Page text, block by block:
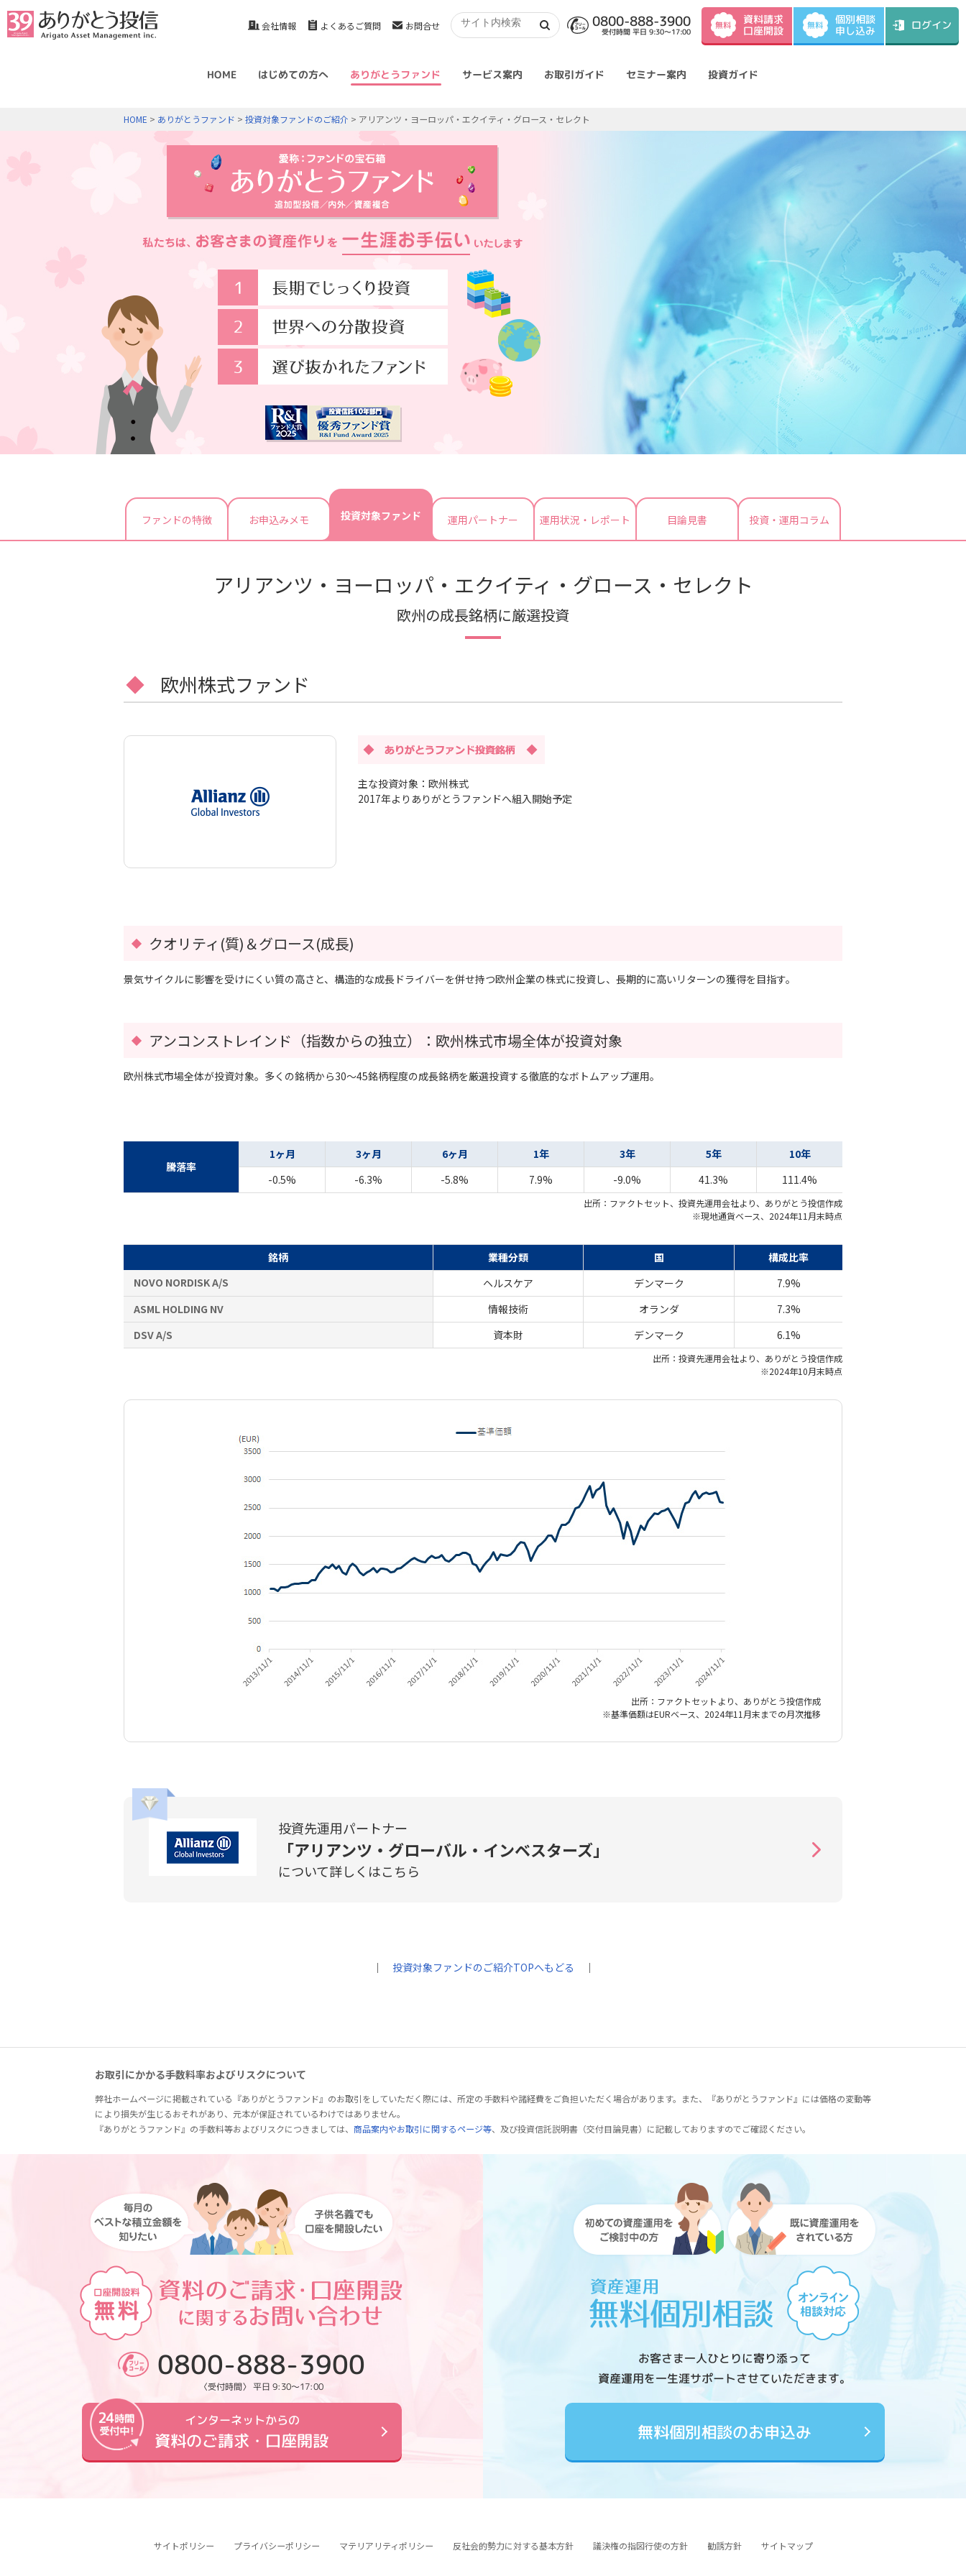
会社情報 よくあるご質問 お問合せ 0800-888-3900
受付時間 平日 9:30～17:00
無料 資料請求
口座開設 無料 個別相談
申し込み ログイン
HOME はじめての方へ ありがとうファンド サービス案内 お取引ガイド セミナー案内 投資ガイド
HOME > ありがとうファンド > 投資対象ファンドのご紹介 > アリアンツ・ヨーロッパ・エクイティ・グロース・セレクト
ファンドの特徴 お申込みメモ 投資対象ファンド 運用パートナー 運用状況・レポート 目論見書 投資・運用コラム
アリアンツ・ヨーロッパ・エクイティ・グロース・セレクト
欧州の成長銘柄に厳選投資
欧州株式ファンド
主な投資対象：欧州株式
2017年よりありがとうファンドへ組入開始予定
クオリティ(質)＆グロース(成長)
景気サイクルに影響を受けにくい質の高さと、構造的な成長ドライバーを併せ持つ欧州企業の株式に投資し、長期的に高いリターンの獲得を目指す。
アンコンストレインド（指数からの独立）：欧州株式市場全体が投資対象
欧州株式市場全体が投資対象。多くの銘柄から30～45銘柄程度の成長銘柄を厳選投資する徹底的なボトムアップ運用。
騰落率
1ヶ月 3ヶ月 6ヶ月 1年 3年 5年
10年
-0.5%
-6.3% -5.8% 7.9% -9.0% 41.3% 111.4%
出所：ファクトセット、投資先運用会社より、ありがとう投信作成
※現地通貨ベース、2024年11月末時点
銘柄 業種分類 国
構成比率
NOVO NORDISK A/S
ヘルスケア デンマーク
7.9%
ASML HOLDING NV
情報技術 オランダ
7.3%
DSV A/S
資本財 デンマーク 6.1%
出所：投資先運用会社より、ありがとう投信作成
※2024年10月末時点
出所：ファクトセットより、ありがとう投信作成
※基準価額はEURベース、2024年11月末までの月次推移
投資先運用パートナー
「アリアンツ・グローバル・インベスターズ」
について詳しくはこちら
｜ 投資対象ファンドのご紹介TOPへもどる ｜
お取引にかかる手数料率およびリスクについて
弊社ホームページに掲載されている『ありがとうファンド』のお取引をしていただく際には、所定の手数料や諸経費をご負担いただく場合があります。また、『ありがとうファンド』には価格の変動等
により損失が生じるおそれがあり、元本が保証されているわけではありません。
『ありがとうファンド』の手数料等およびリスクにつきましては、 商品案内やお取引に関するページ等、及び投資信託説明書（交付目論見書）に記載しておりますのでご確認ください。
0800-888-3900
〈受付時間〉 平日 9:30～17:00
インターネットからの
資料のご請求・口座開設
お客さま一人ひとりに寄り添って
資産運用を一生涯サポートさせていただきます。
無料個別相談のお申込み
サイトポリシー プライバシーポリシー マテリアリティポリシー 反社会的勢力に対する基本方針 議決権の指図行使の方針 勧誘方針 サイトマップ